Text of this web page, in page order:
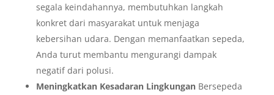
segala keindahannya, membutuhkan langkah
konkret dari masyarakat untuk menjaga
kebersihan udara. Dengan memanfaatkan sepeda,
Anda turut membantu mengurangi dampak
negatif dari polusi.
Meningkatkan Kesadaran LingkunganBersepeda